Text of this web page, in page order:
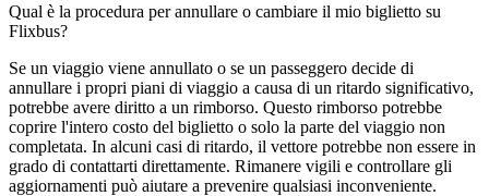
Qual è la procedura per annullare o cambiare il mio biglietto su
Flixbus?
Se un viaggio viene annullato o se un passeggero decide di
annullare i propri piani di viaggio a causa di un ritardo significativo,
potrebbe avere diritto a un rimborso. Questo rimborso potrebbe
coprire l'intero costo del biglietto o solo la parte del viaggio non
completata. In alcuni casi di ritardo, il vettore potrebbe non essere in
grado di contattarti direttamente. Rimanere vigili e controllare gli
aggiornamenti può aiutare a prevenire qualsiasi inconveniente.